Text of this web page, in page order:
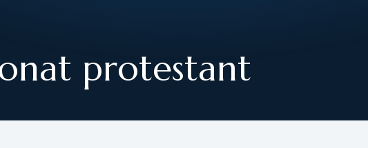
protestant